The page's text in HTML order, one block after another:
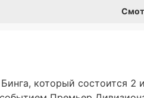
который состоится 2